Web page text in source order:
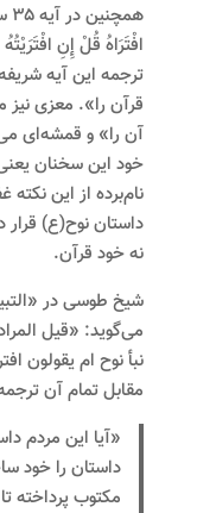
ترجمه این آیه
قرآن را». معزی
آن را» و قمشه‌ای
خود این سخنان یعنی
نام‌برده از این
داستان نوح(ع) قرار
نه خود قرآن.
شیخ طوسی در
می‌گوید: «قیل
نبأ نوح ام یقولون‌
مقابل تمام آن
«آیا این مردم
داستان را خود
مکتوب پرداخته